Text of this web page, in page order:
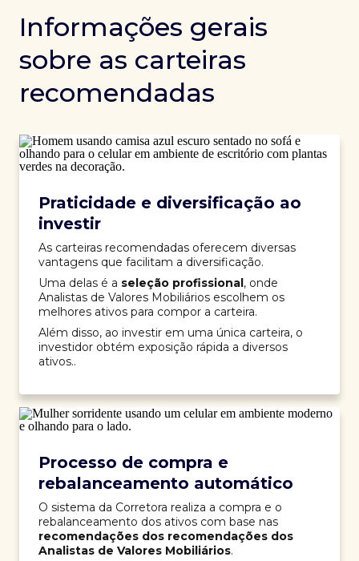
Informações gerais
sobre as carteiras
recomendadas
Praticidade e diversificação ao
investir
As carteiras recomendadas oferecem diversas
vantagens que facilitam a diversificação.
Uma delas é a seleção profissional, onde
Analistas de Valores Mobiliários escolhem os
melhores ativos para compor a carteira.
Além disso, ao investir em uma única carteira, o
investidor obtém exposição rápida a diversos
ativos..
Processo de compra e
rebalanceamento automático
O sistema da Corretora realiza a compra e o
rebalanceamento dos ativos com base nas
recomendações dos recomendações dos
Analistas de Valores Mobiliários.